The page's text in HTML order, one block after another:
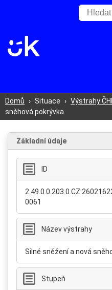
Domů › Situace › Výstrahy
sněhová pokrývka
Základní údaje
ID
0061
Název výstrahy
Silné sněžení a nová
Stupeň